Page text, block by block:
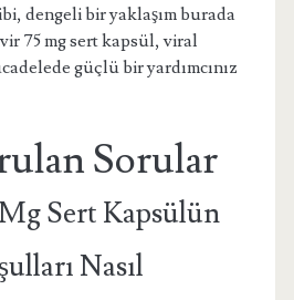
dengeli bir yaklaşım burada
75 mg sert kapsül, viral
güçlü bir yardımcınız
Sorular
Sert Kapsülün
Nasıl